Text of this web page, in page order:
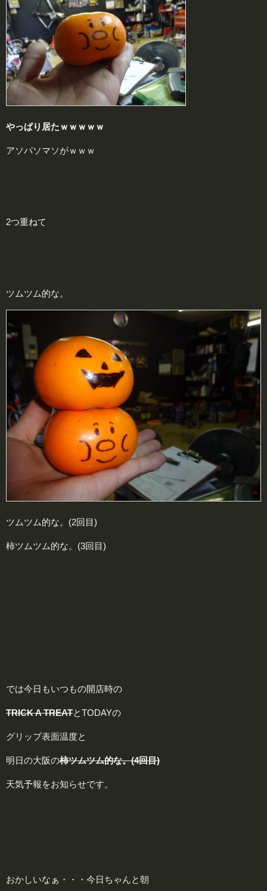
やっぱり居たｗｗｗｗｗ
アソパソマソがｗｗｗ
2つ重ねて
ツムツム的な。
ツムツム的な。(2回目)
柿ツムツム的な。(3回目)
では今日もいつもの開店時の
TRICK A TREATとTODAYの
グリップ表面温度と
明日の大阪の柿ツムツム的な。(4回目)
天気予報をお知らせです。
おかしいなぁ・・・今日ちゃんと朝